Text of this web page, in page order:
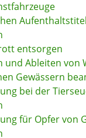
entsorgen
und Ableiten von
Gewässern
bei der
für Opfer von